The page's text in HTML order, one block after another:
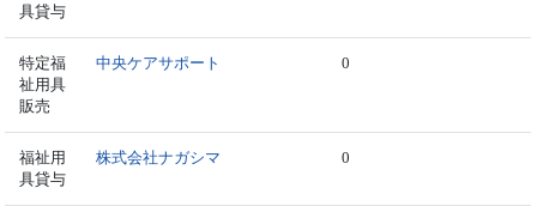
具貸与
特定福
祉用具
販売
中央ケアサポート 0
福祉用
具貸与
株式会社ナガシマ 0